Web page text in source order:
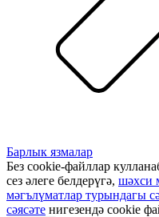
Барлык язмалар
Без cookie-файллар
сез әлеге белдерүгә, шәхси
мәгълүматлар турындагы
сәясәте нигезендә cookie